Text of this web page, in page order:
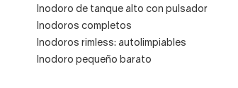
Inodoro de tanque alto con pulsador
Inodoros completos
Inodoros rimless: autolimpiables
Inodoro pequeño barato